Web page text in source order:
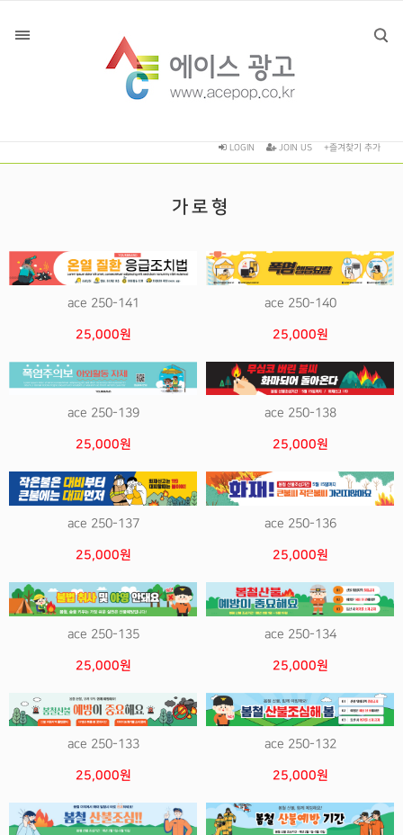
LOGIN JOIN US +즐겨찾기 추가
가로형
ace 250-141
25,000원
ace 250-140
25,000원
ace 250-139
25,000원
ace 250-138
25,000원
ace 250-137
25,000원
ace 250-136
25,000원
ace 250-135
25,000원
ace 250-134
25,000원
ace 250-133
25,000원
ace 250-132
25,000원